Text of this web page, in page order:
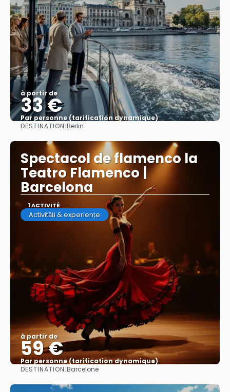
à partir de
33 €
Par personne (tarification dynamique)
DESTINATION:Berlin
Spectacol de flamenco la
Teatro Flamenco |
Barcelona
1 ACTIVITÉ
Activități & experiențe
à partir de
59 €
Par personne (tarification dynamique)
DESTINATION:Barcelone